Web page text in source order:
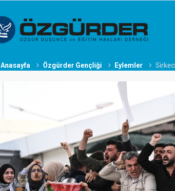
Anasayfa Özgürder Gençliği Eylemler